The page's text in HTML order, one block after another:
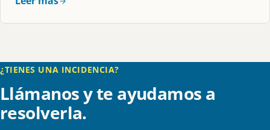
¿TIENES UNA INCIDENCIA?
Llámanos y te ayudamos a
resolverla.